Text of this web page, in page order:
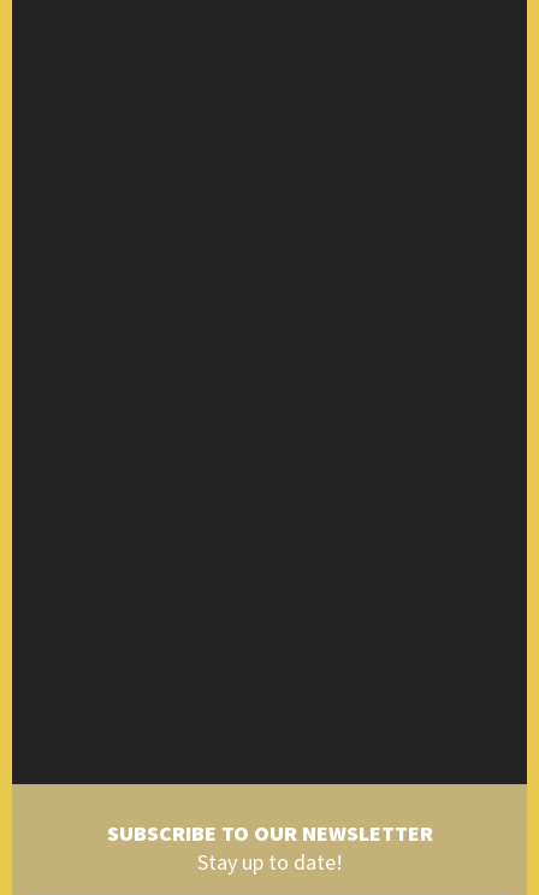
SUBSCRIBE TO OUR NEWSLETTER
Stay up to date!